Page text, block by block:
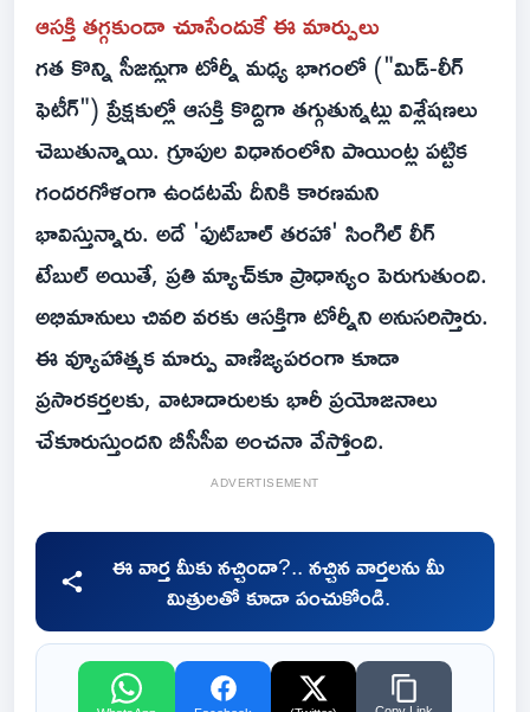
ఆసక్తి తగ్గకుండా చూసేందుకే ఈ మార్పులు
గత కొన్ని సీజన్లుగా టోర్నీ మధ్య భాగంలో ("మిడ్-లీగ్
ఫెటీగ్") ప్రేక్షకుల్లో ఆసక్తి కొద్దిగా తగ్గుతున్నట్లు విశ్లేషణలు
చెబుతున్నాయి. గ్రూపుల విధానంలోని పాయింట్ల పట్టిక
గందరగోళంగా ఉండటమే దీనికి కారణమని
భావిస్తున్నారు. అదే 'ఫుట్‌బాల్ తరహా' సింగిల్ లీగ్
టేబుల్ అయితే, ప్రతి మ్యాచ్‌కూ ప్రాధాన్యం పెరుగుతుంది.
అభిమానులు చివరి వరకు ఆసక్తిగా టోర్నీని అనుసరిస్తారు.
ఈ వ్యూహాత్మక మార్పు వాణిజ్యపరంగా కూడా
ప్రసారకర్తలకు, వాటాదారులకు భారీ ప్రయోజనాలు
చేకూరుస్తుందని బీసీసీఐ అంచనా వేస్తోంది.
ADVERTISEMENT
ఈ వార్త మీకు నచ్చిందా?.. నచ్చిన వార్తలను మీ
మిత్రులతో కూడా పంచుకోండి.